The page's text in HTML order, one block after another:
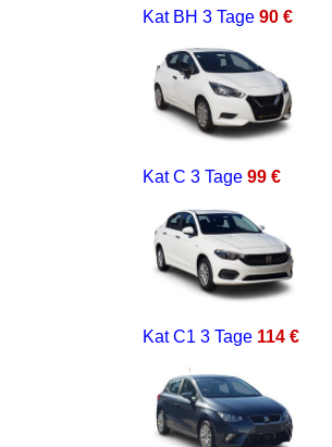
Kat BH 3 Tage 90 €
Kat C 3 Tage 99 €
Kat C1 3 Tage 114 €